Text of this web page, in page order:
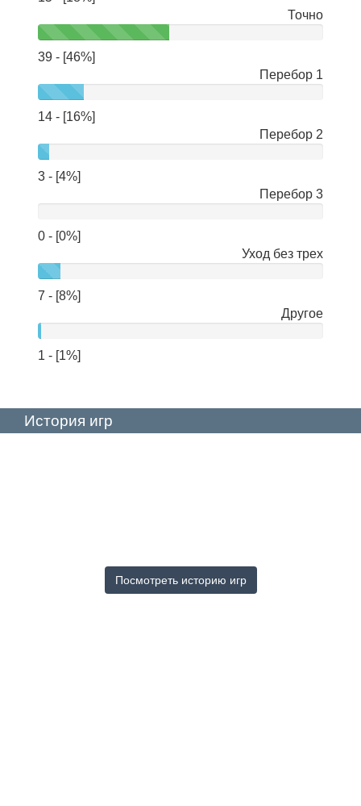
Точно
39 - [46%]
Перебор 1
14 - [16%]
Перебор 2
3 - [4%]
Перебор 3
0 - [0%]
Уход без трех
7 - [8%]
Другое
1 - [1%]
История игр
Посмотреть историю игр